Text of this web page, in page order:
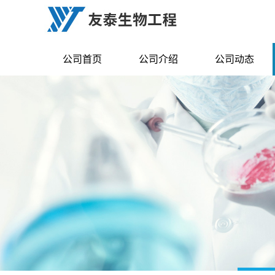
公司首页 公司介绍 公司动态